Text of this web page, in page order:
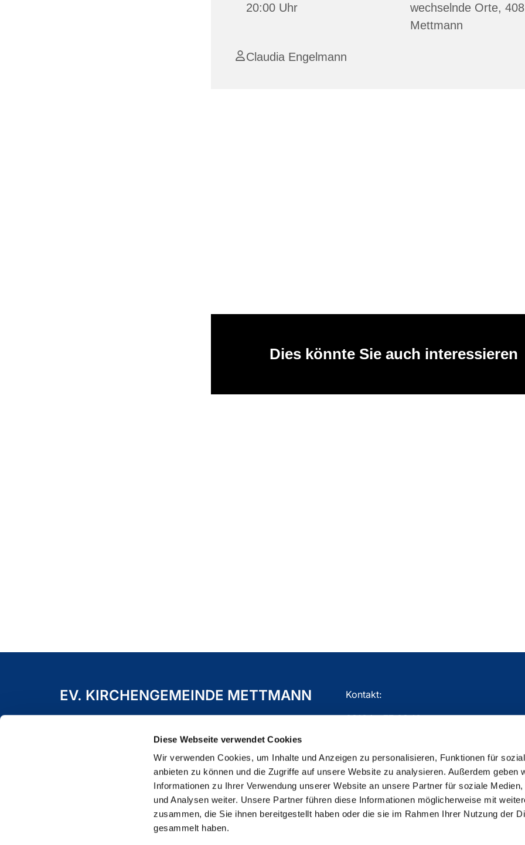
Diese Webseite verwendet Cookies
Wir verwenden Cookies, um Inhalte und Anzeigen zu personalisieren, Funktionen für
anbieten zu können und die Zugriffe auf unsere Website zu analysieren. Außerdem geben
Informationen zu Ihrer Verwendung unserer Website an unsere Partner für soziale Medien,
und Analysen weiter. Unsere Partner führen diese Informationen möglicherweise mit
zusammen, die Sie ihnen bereitgestellt haben oder die sie im Rahmen Ihrer Nutzung der
gesammelt haben.
20:00 Uhr
wechselnde Orte,
Mettmann
Claudia Engelmann
Dies könnte Sie auch interessieren
EV. KIRCHENGEMEINDE METTMANN Kontakt:
02104 - 77 03 10
ChurchDesk-Login